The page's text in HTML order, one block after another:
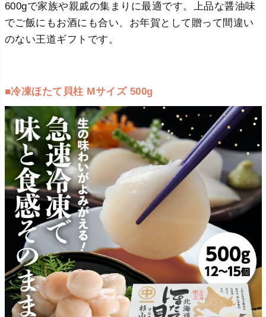
600gで家族や親戚の集まりに最適です。上品な醤油味
でご飯にもお酒にも合い、お年賀として贈って間違い
のない王道ギフトです。
■冷凍ほたて貝柱 Mサイズ 500g